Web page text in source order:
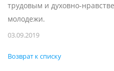
трудовым и духовно-
молодежи.
03.09.2019
Возврат к списку